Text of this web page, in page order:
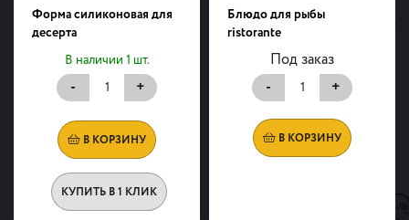
Форма силиконовая для
десерта
В наличии 1 шт.
- +
В КОРЗИНУ
КУПИТЬ В 1 КЛИК
Блюдо для рыбы
ristorante
Под заказ
-
+
В КОРЗИНУ